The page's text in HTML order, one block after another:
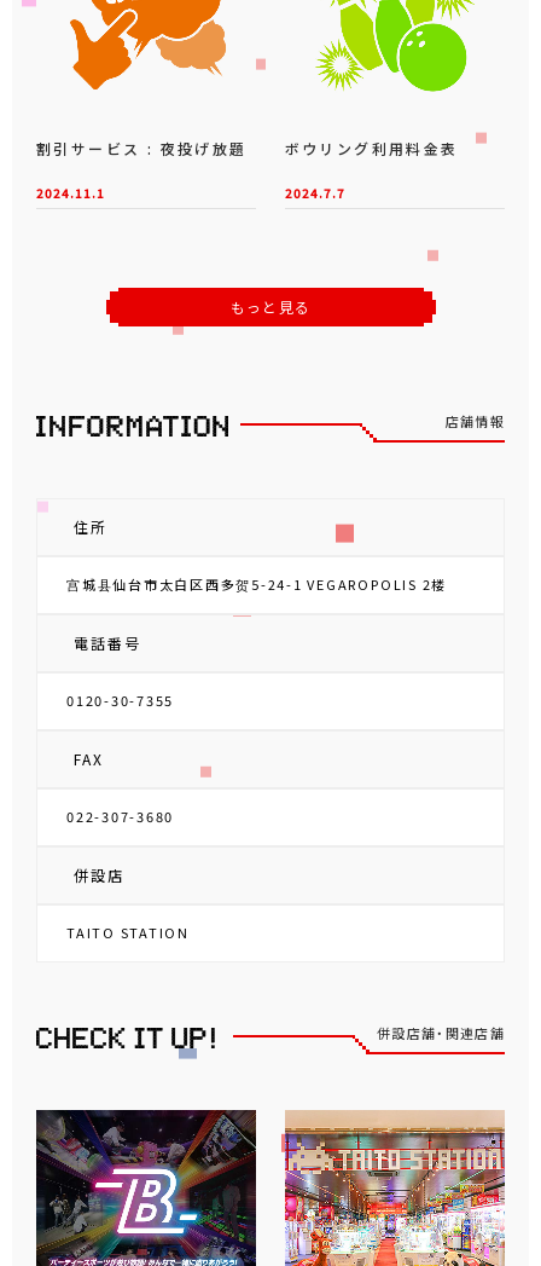
割引サービス : 夜投げ放題
2024.11.1
ボウリング利用料金表
2024.7.7
もっと見る
店舗情報
住所
宫城县仙台市太白区西多贺5-24-1 VEGAROPOLIS 2楼
電話番号
0120-30-7355
FAX
022-307-3680
併設店
TAITO STATION
併設店舗・関連店舗